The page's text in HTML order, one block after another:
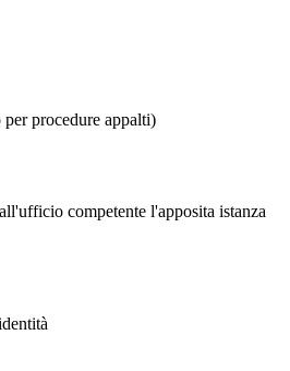
procedure appalti)
competente l'apposita istanza